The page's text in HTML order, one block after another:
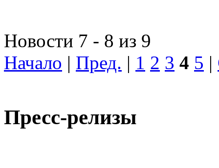
Новости 7 - 8 из 9
Начало | Пред. | 1 2 3 4 5 |
Пресс-релизы